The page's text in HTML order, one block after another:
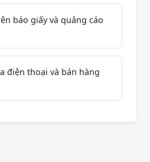
báo giấy và quảng cáo
điện thoại và bán hàng